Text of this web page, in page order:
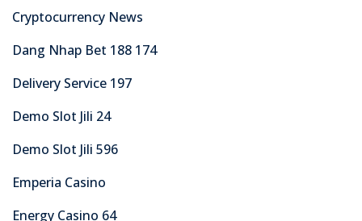
Cryptocurrency News
Dang Nhap Bet 188 174
Delivery Service 197
Demo Slot Jili 24
Demo Slot Jili 596
Emperia Casino
Energy Casino 64